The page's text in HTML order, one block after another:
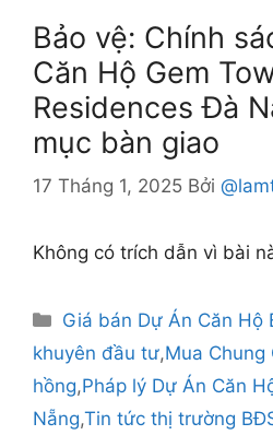
Bảo vệ: Chính
Căn Hộ Gem
Residences Đà
mục bàn giao
17 Tháng 1, 2025 Bởi
Không có trích dẫn vì bài
Danh
mục
Giá bán Dự Án Căn Hộ
khuyên đầu tư,Mua Chung
hồng,Pháp lý Dự Án Căn
Nẵng,Tin tức thị trường